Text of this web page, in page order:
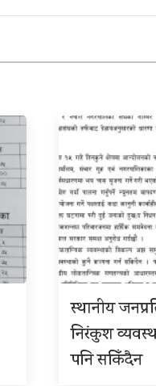
स्थानीय
निरंकुश
पनि सकिँदैन